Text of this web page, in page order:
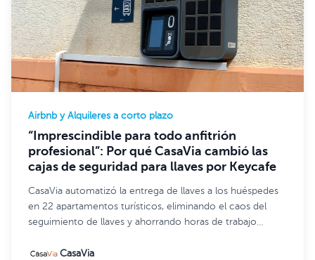
Airbnb y Alquileres a corto plazo
“Imprescindible para todo anfitrión
profesional”: Por qué CasaVia cambió las
cajas de seguridad para llaves por Keycafe
CasaVia automatizó la entrega de llaves a los huéspedes
en 22 apartamentos turísticos, eliminando el caos del
seguimiento de llaves y ahorrando horas de trabajo
CasaVia